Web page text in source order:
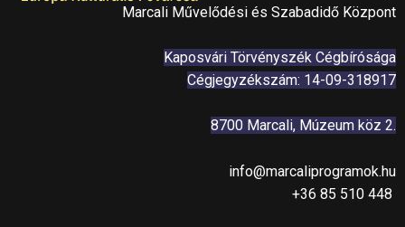
Marcali Művelődési és Szabadidő Központ
Kaposvári Törvényszék Cégbírósága
Cégjegyzékszám: 14-09-318917
8700 Marcali, Múzeum köz 2.
info@marcaliprogramok.hu
+36 85 510 448